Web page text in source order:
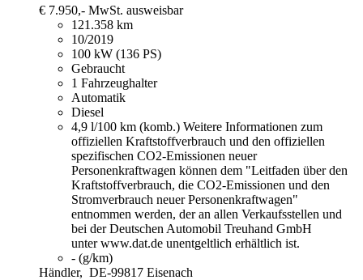
€ 7.950,- MwSt. ausweisbar
121.358 km
10/2019
100 kW (136 PS)
Gebraucht
1 Fahrzeughalter
Automatik
Diesel
4,9 l/100 km (komb.) Weitere Informationen zum
offiziellen Kraftstoffverbrauch und den offiziellen
spezifischen CO2-Emissionen neuer
Personenkraftwagen können dem "Leitfaden über den
Kraftstoffverbrauch, die CO2-Emissionen und den
Stromverbrauch neuer Personenkraftwagen"
entnommen werden, der an allen Verkaufsstellen und
bei der Deutschen Automobil Treuhand GmbH
unter www.dat.de unentgeltlich erhältlich ist.
- (g/km)
Händler, DE-99817 Eisenach